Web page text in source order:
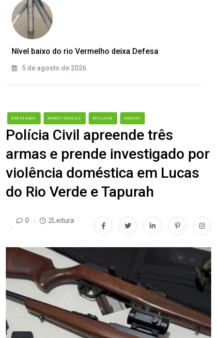
Nível baixo do rio Vermelho deixa Defesa
5 de agosto de 2026
#DESTAQUE #MATO GROSSO #POLÍCIA #REDES
Polícia Civil apreende três
armas e prende investigado por
violência doméstica em Lucas
do Rio Verde e Tapurah
0 2Leitura